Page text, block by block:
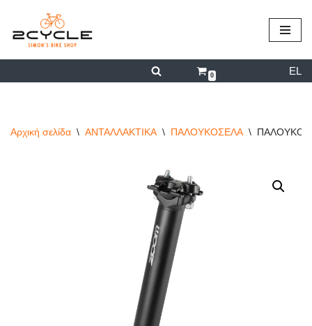
περιεχόμενο
Μεταπηδήστε
0 EL
Αρχική σελίδα \ ΑΝΤΑΛΛΑΚΤΙΚΑ \ ΠΑΛΟΥΚΟΣΕΛΑ \